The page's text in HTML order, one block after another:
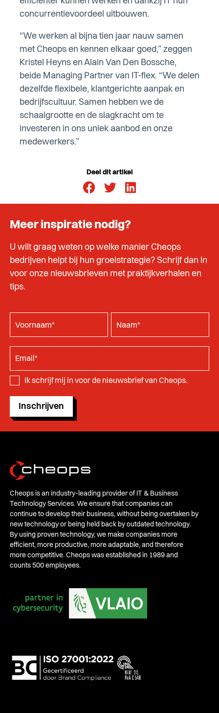
concurrentievoordeel uitbouwen.
“We werken al bijna tien jaar nauw samen
met Cheops en kennen elkaar goed,” zeggen
Kristel Heyns en Alain Van Den Bossche,
beide Managing Partner van IT-flex. “We delen
dezelfde flexibele, klantgerichte aanpak en
bedrijfscultuur. Samen hebben we de
schaalgrootte en de slagkracht om te
investeren in ons uniek aanbod en onze
medewerkers.”
Deel dit artikel
Meer inspiratie nodig?
U wilt graag weten op welke manier Cheops
bedrijven helpt bij hun groeistrategie? Schrijf dan in
voor onze nieuwsbrieven met praktijkverhalen en
tips.
Ik schrijf mij in voor de nieuwsbrief van Cheops.
Inschrijven
Cheops is an industry-leading provider of IT & Business
Technology Services. We ensure that companies can
continue to develop their business, without being overtaken by
new technology or being held back by outdated technology.
By using proven technology, we make companies more
efficient, more productive, more adaptable, and therefore
more competitive. Cheops was established in 1989 and
counts 500 employees.